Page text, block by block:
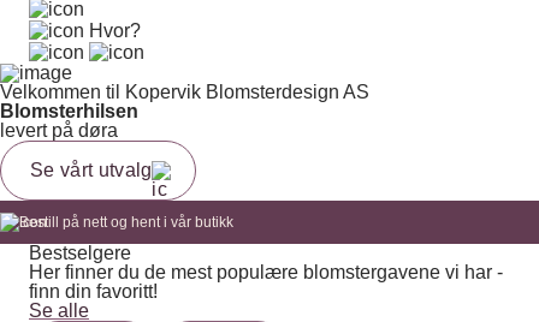
Hvor?
Velkommen til Kopervik Blomsterdesign AS
Blomsterhilsen
levert på døra
Se vårt utvalg
Bestill på nett og hent i vår butikk
Bestselgere
Her finner du de mest populære blomstergavene vi har -
finn din favoritt!
Se alle